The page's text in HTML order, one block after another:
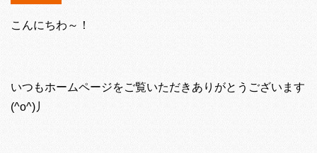
こんにちわ～！
いつもホームページをご覧いただきありがとうございます
(^o^)丿